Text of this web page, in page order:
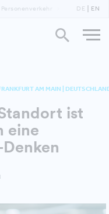
Deutsche
DE EN
AM MAIN |
ist
eine